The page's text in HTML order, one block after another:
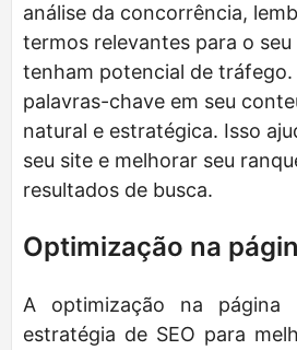
análise da concorrência,
termos relevantes para o
tenham potencial de tráfego.
palavras-chave em seu
natural e estratégica. Isso
seu site e melhorar seu
resultados de busca.
Optimização na
A optimização na
estratégia de SEO para